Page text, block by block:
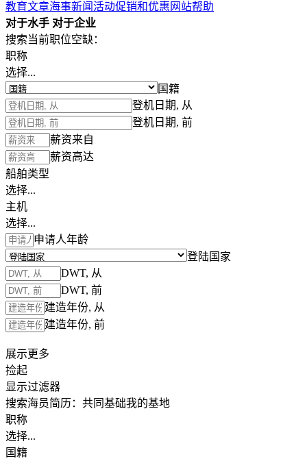
教育文章海事新闻活动促销和优惠 网站帮助
对于水手 对于企业
搜索当前职位空缺：
职称
选择...
国籍
登机日期, 从
登机日期, 前
薪资来自
薪资高达
船舶类型
选择...
主机
选择...
申请人年龄
登陆国家
DWT, 从
DWT, 前
建造年份, 从
建造年份, 前
展示更多
捡起
显示过滤器
搜索海员简历： 共同基础我的基地
职称
选择...
国籍